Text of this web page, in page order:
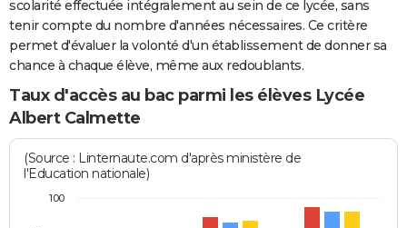
scolarité effectuée intégralement au sein de ce lycée, sans
tenir compte du nombre d'années nécessaires. Ce critère
permet d'évaluer la volonté d'un établissement de donner sa
chance à chaque élève, même aux redoublants.
Taux d'accès au bac parmi les élèves Lycée
Albert Calmette
(Source : Linternaute.com d'après ministère de
l'Education nationale)
100